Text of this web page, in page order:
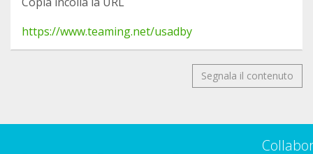
croire en notre combat. Sans votre régularité, rien
de tout cela ne serait réalisable.
https://www.teaming.net/usadby
Segnala il contenuto